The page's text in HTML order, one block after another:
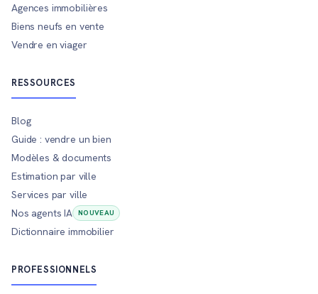
Agences immobilières
Biens neufs en vente
Vendre en viager
RESSOURCES
Blog
Guide : vendre un bien
Modèles & documents
Estimation par ville
Services par ville
Nos agents IA
NOUVEAU
Dictionnaire immobilier
PROFESSIONNELS